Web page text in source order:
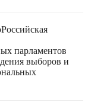
Российская
парламентов
выборов и